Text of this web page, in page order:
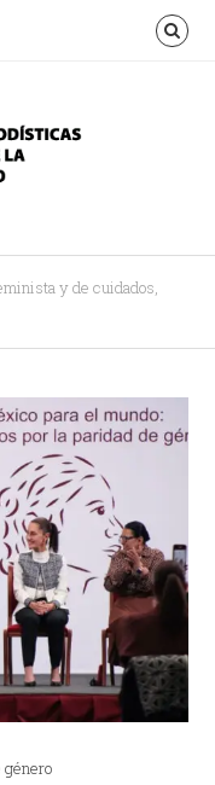
y de cuidados,